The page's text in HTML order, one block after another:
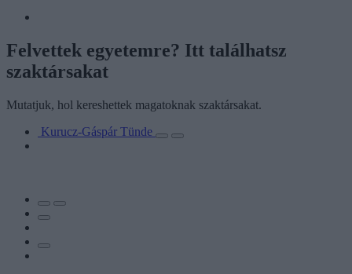
Felvettek egyetemre? Itt találhatsz
szaktársakat
Mutatjuk, hol kereshettek magatoknak szaktársakat.
Kurucz-Gáspár Tünde